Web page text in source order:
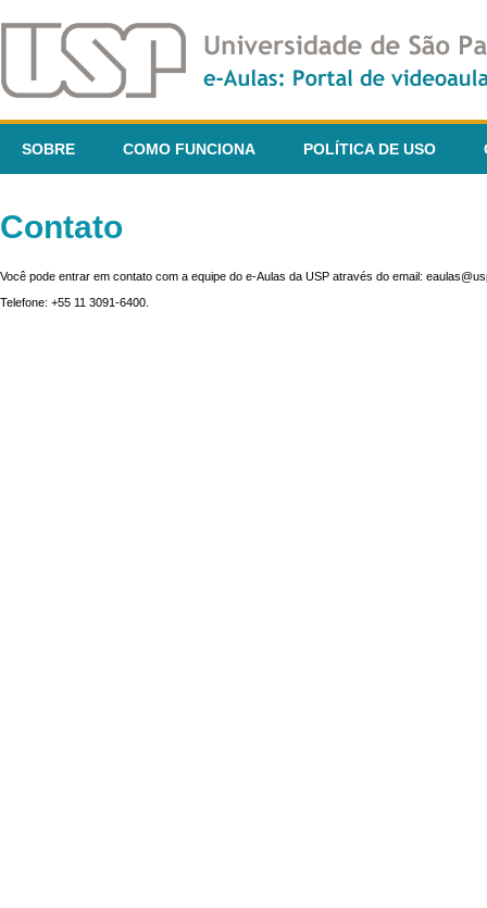
SOBRE COMO FUNCIONA POLÍTICA DE USO
Contato
Você pode entrar em contato com a equipe do e-Aulas da USP através do email:
Telefone: +55 11 3091-6400.